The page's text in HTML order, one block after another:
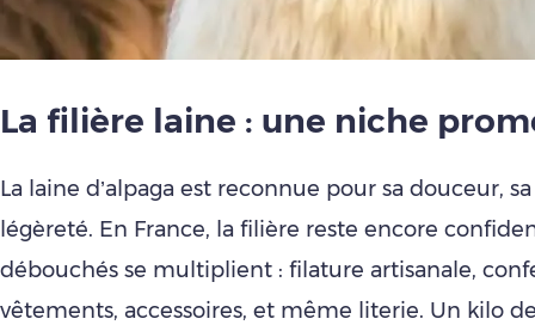
La filière laine : une niche
La laine d’alpaga est reconnue pour sa douceur,
légèreté. En France, la filière reste encore
débouchés se multiplient : filature artisanale,
vêtements, accessoires, et même literie. Un kilo